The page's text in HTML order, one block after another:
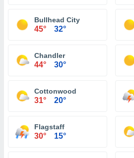
Bullhead City
45° 32°
Chandler
44° 30°
Cottonwood
31° 20°
Flagstaff
30° 15°